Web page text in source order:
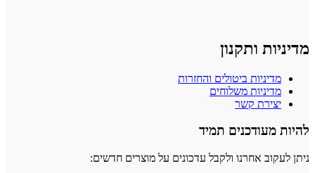
מדיניות ותקנון
מדיניות ביטולים והחזרות
מדיניות משלוחים
יצירת קשר
להיות מעודכנים תמיד
ניתן לעקוב אחרנו ולקבל עדכונים על מוצרים חדשים: